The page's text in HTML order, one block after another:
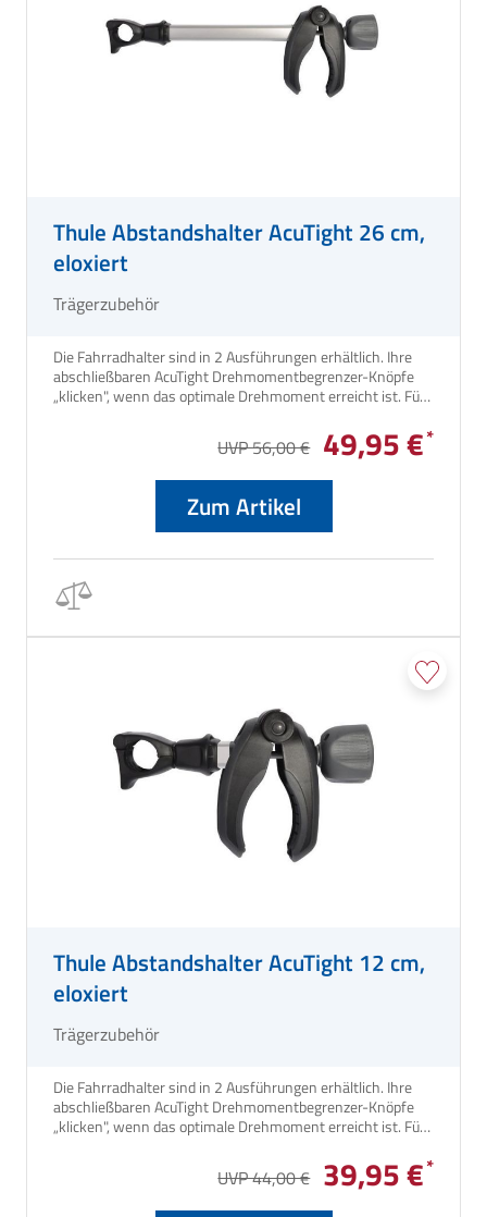
Thule Abstandshalter AcuTight 26 cm,
eloxiert
Trägerzubehör
Die Fahrradhalter sind in 2 Ausführungen erhältlich. Ihre
abschließbaren AcuTight Drehmomentbegrenzer-Knöpfe
„klicken", wenn das optimale Drehmoment erreicht ist. Für
UVP 56,00 € 49,95 €
Zum Artikel
Thule Abstandshalter AcuTight 12 cm,
eloxiert
Trägerzubehör
Die Fahrradhalter sind in 2 Ausführungen erhältlich. Ihre
abschließbaren AcuTight Drehmomentbegrenzer-Knöpfe
„klicken", wenn das optimale Drehmoment erreicht ist. Für
UVP 44,00 € 39,95 €